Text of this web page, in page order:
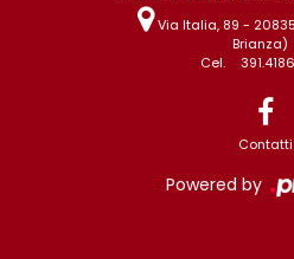
Via Italia, 89 -
Brianza)
Cel.
Contatti
Powered by